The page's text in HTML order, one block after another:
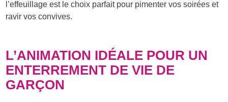
l’effeuillage est le choix parfait pour pimenter vos soirées et
ravir vos convives.
L’ANIMATION IDÉALE POUR UN
ENTERREMENT DE VIE DE
GARÇON